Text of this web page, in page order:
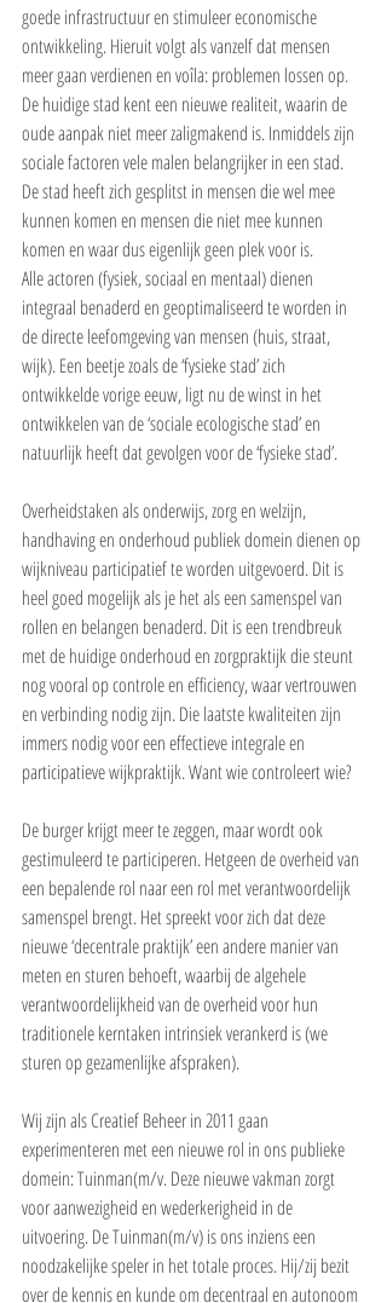
goede infrastructuur en stimuleer economische
ontwikkeling. Hieruit volgt als vanzelf dat mensen
meer gaan verdienen en voîla: problemen lossen op.
De huidige stad kent een nieuwe realiteit, waarin de
oude aanpak niet meer zaligmakend is. Inmiddels zijn
sociale factoren vele malen belangrijker in een stad.
De stad heeft zich gesplitst in mensen die wel mee
kunnen komen en mensen die niet mee kunnen
komen en waar dus eigenlijk geen plek voor is.
Alle actoren (fysiek, sociaal en mentaal) dienen
integraal benaderd en geoptimaliseerd te worden in
de directe leefomgeving van mensen (huis, straat,
wijk). Een beetje zoals de ‘fysieke stad’ zich
ontwikkelde vorige eeuw, ligt nu de winst in het
ontwikkelen van de ‘sociale ecologische stad’ en
natuurlijk heeft dat gevolgen voor de ‘fysieke stad’.
Overheidstaken als onderwijs, zorg en welzijn,
handhaving en onderhoud publiek domein dienen op
wijkniveau participatief te worden uitgevoerd. Dit is
heel goed mogelijk als je het als een samenspel van
rollen en belangen benaderd. Dit is een trendbreuk
met de huidige onderhoud en zorgpraktijk die steunt
nog vooral op controle en efficiency, waar vertrouwen
en verbinding nodig zijn. Die laatste kwaliteiten zijn
immers nodig voor een effectieve integrale en
participatieve wijkpraktijk. Want wie controleert wie?
De burger krijgt meer te zeggen, maar wordt ook
gestimuleerd te participeren. Hetgeen de overheid van
een bepalende rol naar een rol met verantwoordelijk
samenspel brengt. Het spreekt voor zich dat deze
nieuwe ‘decentrale praktijk’ een andere manier van
meten en sturen behoeft, waarbij de algehele
verantwoordelijkheid van de overheid voor hun
traditionele kerntaken intrinsiek verankerd is (we
sturen op gezamenlijke afspraken).
Wij zijn als Creatief Beheer in 2011 gaan
experimenteren met een nieuwe rol in ons publieke
domein: Tuinman(m/v. Deze nieuwe vakman zorgt
voor aanwezigheid en wederkerigheid in de
uitvoering. De Tuinman(m/v) is ons inziens een
noodzakelijke speler in het totale proces. Hij/zij bezit
over de kennis en kunde om decentraal en autonoom